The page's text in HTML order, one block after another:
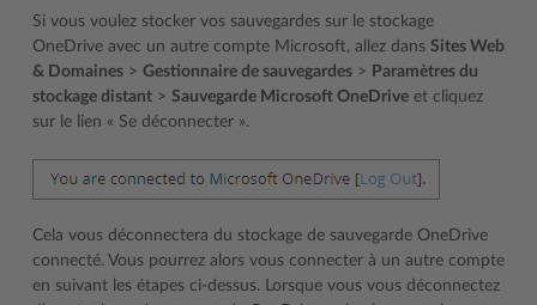
Si vous voulez stocker vos sauvegardes sur le stockage
OneDrive avec un autre compte Microsoft, allez dans Sites Web
& Domaines > Gestionnaire de sauvegardes > Paramètres du
stockage distant > Sauvegarde Microsoft OneDrive et cliquez
sur le lien « Se déconnecter ».
Cela vous déconnectera du stockage de sauvegarde OneDrive
connecté. Vous pourrez alors vous connecter à un autre compte
en suivant les étapes ci-dessus. Lorsque vous vous déconnectez